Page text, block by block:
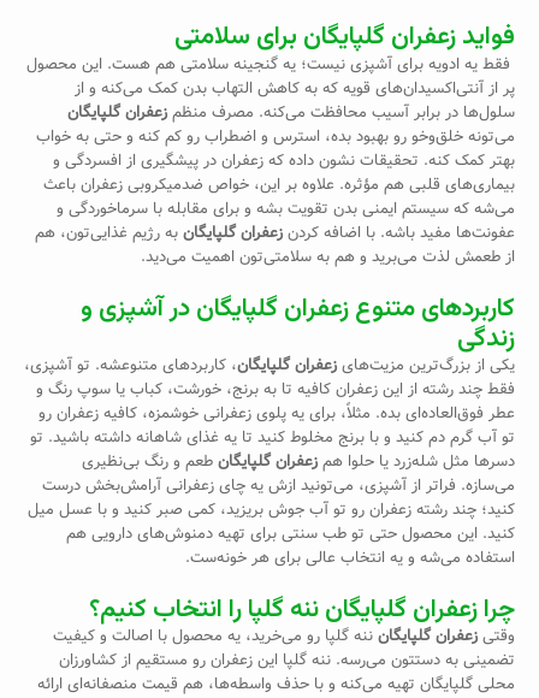
فواید زعفران گلپایگان برای سلامتی
فقط یه ادویه برای آشپزی نیست؛ یه گنجینه سلامتی هم هست. این محصول
پر از آنتی‌اکسیدان‌های قویه که به کاهش التهاب بدن کمک می‌کنه و از
سلول‌ها در برابر آسیب محافظت می‌کنه. مصرف منظمزعفران گلپایگان
می‌تونه خلق‌وخو رو بهبود بده، استرس و اضطراب رو کم کنه و حتی به خواب
بهتر کمک کنه. تحقیقات نشون داده که زعفران در پیشگیری از افسردگی و
بیماری‌های قلبی هم مؤثره. علاوه بر این، خواص ضدمیکروبی زعفران باعث
می‌شه که سیستم ایمنی بدن تقویت بشه و برای مقابله با سرماخوردگی و
عفونت‌ها مفید باشه. با اضافه کردنزعفران گلپایگانبه رژیم غذایی‌تون، هم
از طعمش لذت می‌برید و هم به سلامتی‌تون اهمیت می‌دید.
کاربردهای متنوع زعفران گلپایگان در آشپزی و
زندگی
یکی از بزرگ‌ترین مزیت‌هایزعفران گلپایگان، کاربردهای متنوعشه. تو آشپزی،
فقط چند رشته از این زعفران کافیه تا به برنج، خورشت، کباب یا سوپ رنگ و
عطر فوق‌العاده‌ای بده. مثلاً، برای یه پلوی زعفرانی خوشمزه، کافیه زعفران رو
تو آب گرم دم کنید و با برنج مخلوط کنید تا یه غذای شاهانه داشته باشید. تو
دسرها مثل شله‌زرد یا حلوا همزعفران گلپایگانطعم و رنگ بی‌نظیری
می‌سازه. فراتر از آشپزی، می‌تونید ازش یه چای زعفرانی آرامش‌بخش درست
کنید؛ چند رشته زعفران رو تو آب جوش بریزید، کمی صبر کنید و با عسل میل
کنید. این محصول حتی تو طب سنتی برای تهیه دمنوش‌های دارویی هم
استفاده می‌شه و یه انتخاب عالی برای هر خونه‌ست.
چرا زعفران گلپایگان ننه گلپا را انتخاب کنیم؟
وقتیزعفران گلپایگانننه گلپا رو می‌خرید، یه محصول با اصالت و کیفیت
تضمینی به دستتون می‌رسه. ننه گلپا این زعفران رو مستقیم از کشاورزان
محلی گلپایگان تهیه می‌کنه و با حذف واسطه‌ها، هم قیمت منصفانه‌ای ارائه